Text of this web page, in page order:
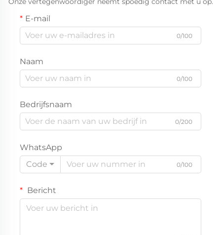
E-mail
0/100
Naam
0/100
Bedrijfsnaam
0/200
WhatsApp
Code
0/100
Bericht